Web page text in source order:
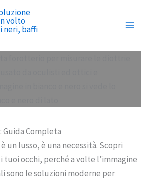
Completa
un lusso, è una necessità. Scopri
tuoi occhi, perché a volte l’immagine
sono le soluzioni moderne per